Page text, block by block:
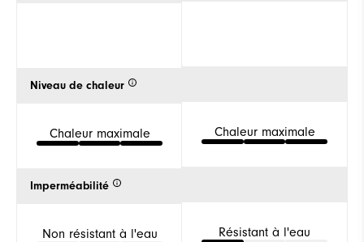
Niveau de chaleur
Chaleur maximale
Imperméabilité
Non résistant à l'eau
Chaleur maximale
Résistant à l'eau